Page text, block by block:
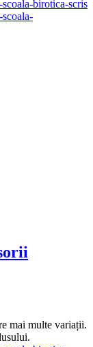
mai multe variații.